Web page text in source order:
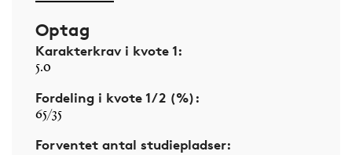
Optag
Karakterkrav i kvote 1:
5.0
Fordeling i kvote 1/2 (%):
65/35
Forventet antal studiepladser: